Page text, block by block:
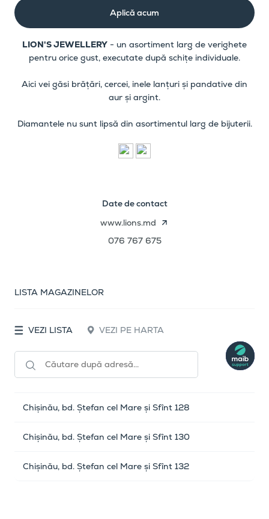
Aplică acum
LION'S JEWELLERY - un asortiment larg de verighete
pentru orice gust, executate după schițe individuale.
Aici vei găsi brățări, cercei, inele lanțuri și pandative din
aur și argint.
Diamantele nu sunt lipsă din asortimentul larg de bijuterii.
Date de contact
www.lions.md
076 767 675
LISTA MAGAZINELOR
VEZI LISTA VEZI PE HARTA
Chișinău, bd. Ștefan cel Mare și Sfînt 128
Chișinău, bd. Ștefan cel Mare și Sfînt 130
Chișinău, bd. Ștefan cel Mare și Sfînt 132